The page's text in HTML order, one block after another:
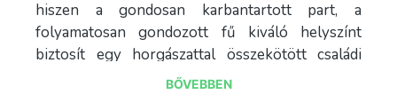
hiszen a gondosan karbantartott part, a
folyamatosan gondozott fű kiváló helyszínt
biztosít egy horgászattal összekötött családi
piknikre. A tó átlagos vízmélysége 1,5 méter, a
BŐVEBBEN